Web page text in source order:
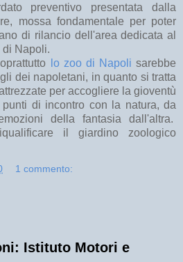
preventivo presentata dalla
mossa fondamentale per poter
di rilancio dell'area dedicata al
di Napoli.
lo zoo di Napoli sarebbe
dei napoletani, in quanto si tratta
per accogliere la gioventù
di incontro con la natura, da
della fantasia dall'altra.
il giardino zoologico
1 commento:
Istituto Motori e